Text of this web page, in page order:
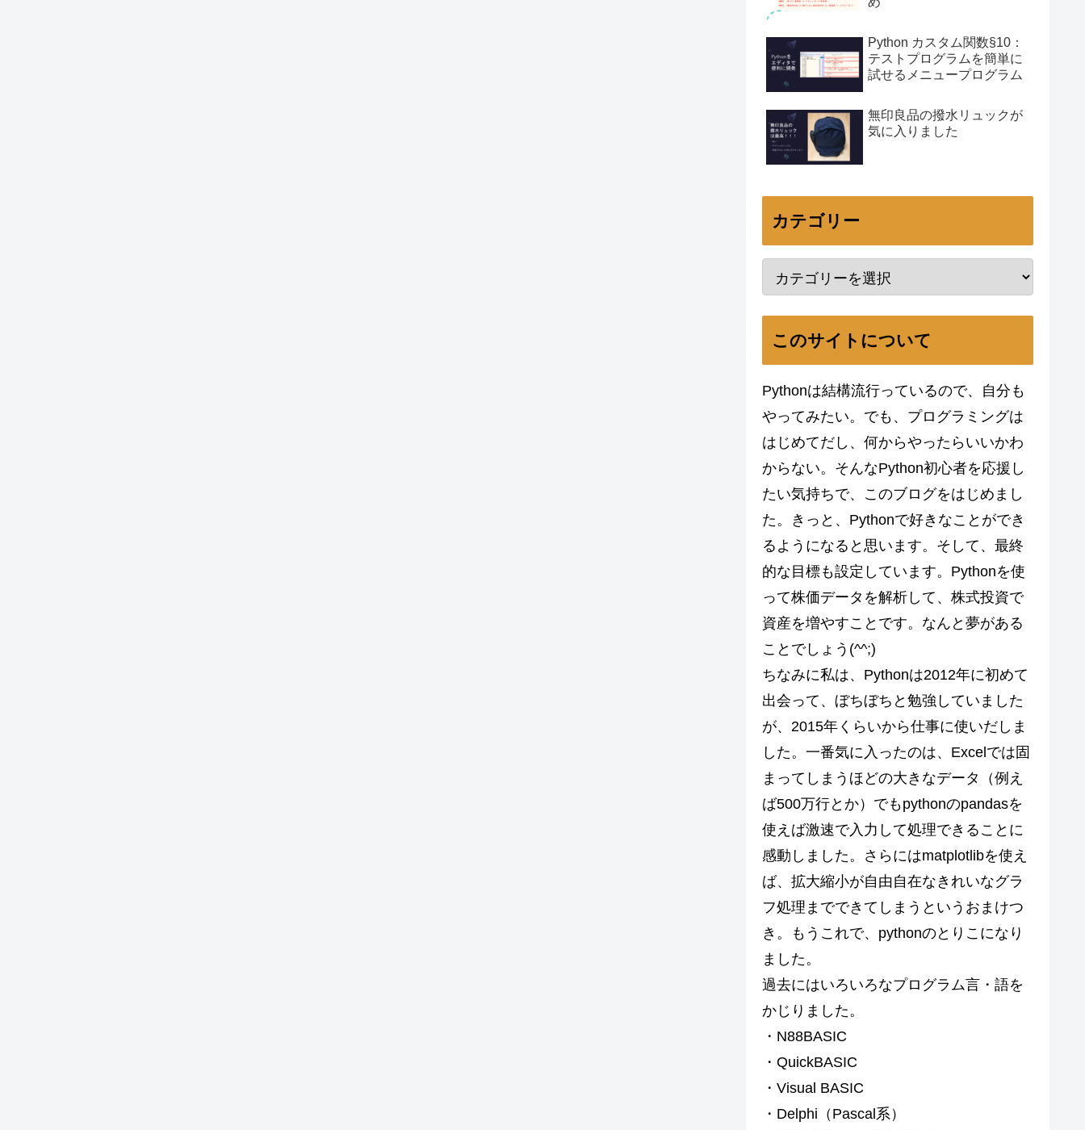
Python カスタム関数§10：
テストプログラムを簡単に
試せるメニュープログラム
無印良品の撥水リュックが
気に入りました
カテゴリー
このサイトについて
Pythonは結構流行っているので、自分も
やってみたい。でも、プログラミングは
はじめてだし、何からやったらいいかわ
からない。そんなPython初心者を応援し
たい気持ちで、このブログをはじめまし
た。きっと、Pythonで好きなことができ
るようになると思います。そして、最終
的な目標も設定しています。Pythonを使
って株価データを解析して、株式投資で
資産を増やすことです。なんと夢がある
ことでしょう(^^;)
ちなみに私は、Pythonは2012年に初めて
出会って、ぼちぼちと勉強していました
が、2015年くらいから仕事に使いだしま
した。一番気に入ったのは、Excelでは固
まってしまうほどの大きなデータ（例え
ば500万行とか）でもpythonのpandasを
使えば激速で入力して処理できることに
感動しました。さらにはmatplotlibを使え
ば、拡大縮小が自由自在なきれいなグラ
フ処理までできてしまうというおまけつ
き。もうこれで、pythonのとりこになり
ました。
過去にはいろいろなプログラム言・語を
かじりました。
・N88BASIC
・QuickBASIC
・Visual BASIC
・Delphi（Pascal系）